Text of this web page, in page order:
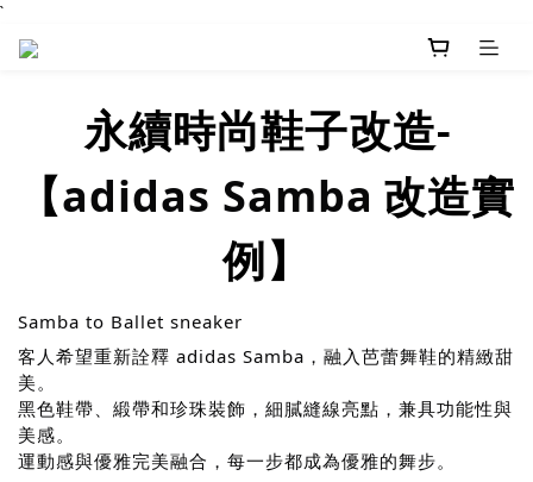
`
永續時尚鞋子改造-
【adidas Samba 改造實
例】
Samba to Ballet sneaker
客人希望重新詮釋 adidas Samba，融入芭蕾舞鞋的精緻甜
美。
黑色鞋帶、緞帶和珍珠裝飾，細膩縫線亮點，兼具功能性與
美感。
運動感與優雅完美融合，每一步都成為優雅的舞步。